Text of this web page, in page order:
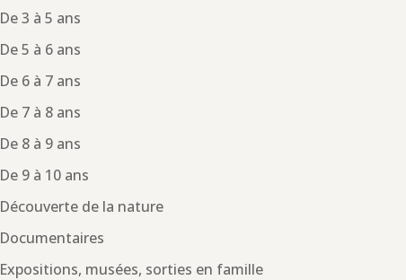
De 3 à 5 ans
De 5 à 6 ans
De 6 à 7 ans
De 7 à 8 ans
De 8 à 9 ans
De 9 à 10 ans
Découverte de la nature
Documentaires
Expositions, musées, sorties en famille